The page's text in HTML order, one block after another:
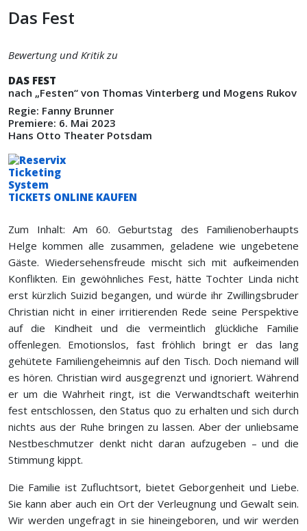
Das Fest
Bewertung und Kritik zu
DAS FEST
nach „Festen“ von Thomas Vinterberg und Mogens Rukov
Regie: Fanny Brunner
Premiere: 6. Mai 2023
Hans Otto Theater Potsdam
TICKETS ONLINE KAUFEN
Zum Inhalt: Am 60. Geburtstag des Familienoberhaupts
Helge kommen alle zusammen, geladene wie ungebetene
Gäste. Wiedersehensfreude mischt sich mit aufkeimenden
Konflikten. Ein gewöhnliches Fest, hätte Tochter Linda nicht
erst kürzlich Suizid begangen, und würde ihr Zwillingsbruder
Christian nicht in einer irritierenden Rede seine Perspektive
auf die Kindheit und die vermeintlich glückliche Familie
offenlegen. Emotionslos, fast fröhlich bringt er das lang
gehütete Familiengeheimnis auf den Tisch. Doch niemand will
es hören. Christian wird ausgegrenzt und ignoriert. Während
er um die Wahrheit ringt, ist die Verwandtschaft weiterhin
fest entschlossen, den Status quo zu erhalten und sich durch
nichts aus der Ruhe bringen zu lassen. Aber der unliebsame
Nestbeschmutzer denkt nicht daran aufzugeben – und die
Stimmung kippt.
Die Familie ist Zufluchtsort, bietet Geborgenheit und Liebe.
Sie kann aber auch ein Ort der Verleugnung und Gewalt sein.
Wir werden ungefragt in sie hineingeboren, und wir werden